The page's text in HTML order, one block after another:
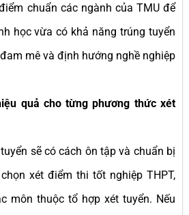
chuẩn các ngành của TMU để
học vừa có khả năng trúng tuyển
mê và định hướng nghề nghiệp
quả cho từng phương thức xét
sẽ có cách ôn tập và chuẩn bị
xét điểm thi tốt nghiệp THPT,
môn thuộc tổ hợp xét tuyển. Nếu